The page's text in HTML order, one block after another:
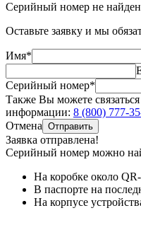
Серийный номер не
Оставьте заявку и мы
Имя*
Серийный номер*
Также Вы можете
информации: 8 (800) 777-
Отмена Отправить
Заявка отправлена!
Серийный номер можно
На коробке около
В паспорте на
На корпусе